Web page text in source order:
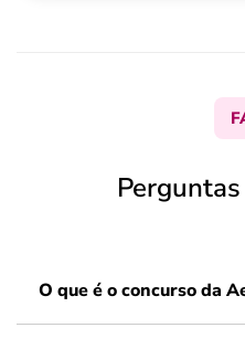
O que é o concurso da